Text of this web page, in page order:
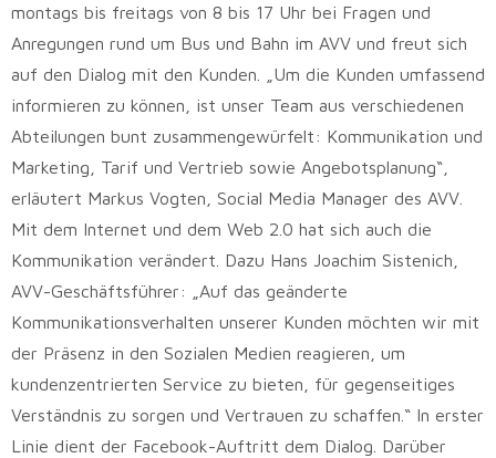
montags bis freitags von 8 bis 17 Uhr bei Fragen und
Anregungen rund um Bus und Bahn im AVV und freut sich
auf den Dialog mit den Kunden. „Um die Kunden umfassend
informieren zu können, ist unser Team aus verschiedenen
Abteilungen bunt zusammengewürfelt: Kommunikation und
Marketing, Tarif und Vertrieb sowie Angebotsplanung“,
erläutert Markus Vogten, Social Media Manager des AVV.
Mit dem Internet und dem Web 2.0 hat sich auch die
Kommunikation verändert. Dazu Hans Joachim Sistenich,
AVV-Geschäftsführer: „Auf das geänderte
Kommunikationsverhalten unserer Kunden möchten wir mit
der Präsenz in den Sozialen Medien reagieren, um
kundenzentrierten Service zu bieten, für gegenseitiges
Verständnis zu sorgen und Vertrauen zu schaffen.“ In erster
Linie dient der Facebook-Auftritt dem Dialog. Darüber